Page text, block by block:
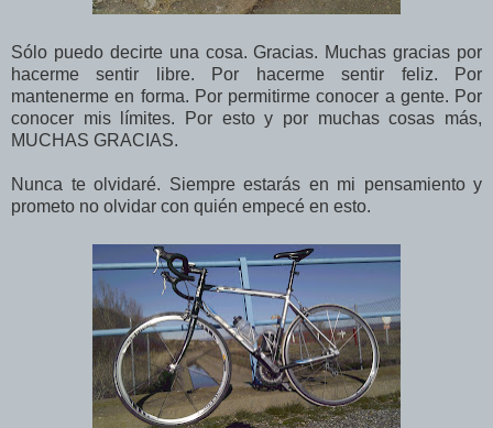
Sólo puedo decirte una cosa. Gracias. Muchas gracias por
hacerme sentir libre. Por hacerme sentir feliz. Por
mantenerme en forma. Por permitirme conocer a gente. Por
conocer mis límites. Por esto y por muchas cosas más,
MUCHAS GRACIAS.
Nunca te olvidaré. Siempre estarás en mi pensamiento y
prometo no olvidar con quién empecé en esto.